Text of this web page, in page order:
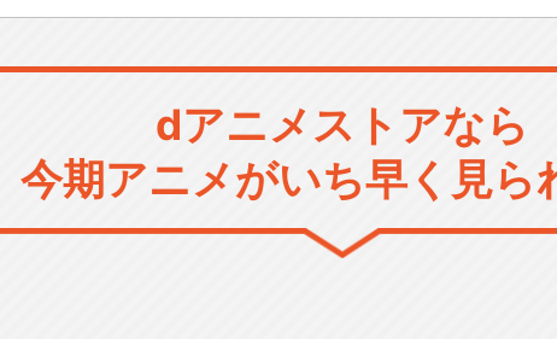
dアニメストアなら
今期アニメがいち早く見ら